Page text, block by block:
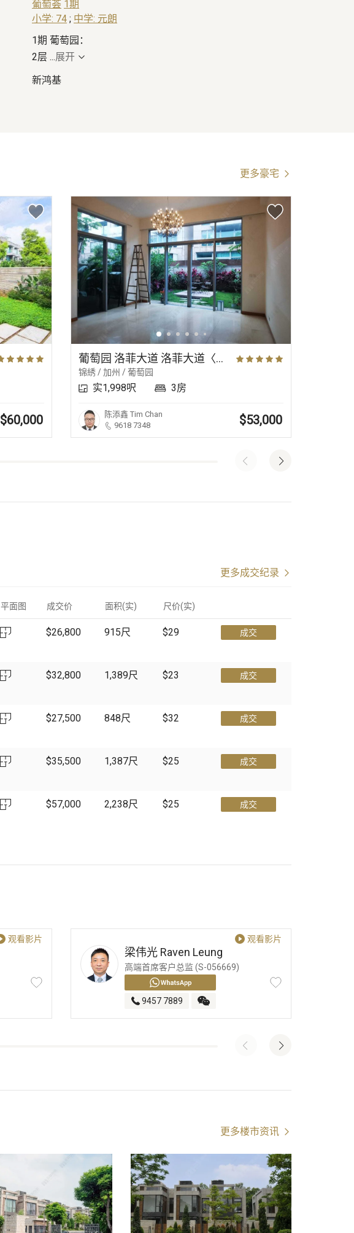
葡萄荟 1期
小学: 74 ; 中学: 元朗
1期 葡萄园：
2层 ...展开
新鸿基
$60,000
葡萄园 洛菲大道 洛菲大道〈别墅〉
锦綉 / 加州 / 葡萄园
实1,998呎 3房
陈添鑫 Tim Chan
9618 7348
$53,000
更多豪宅
成交价
平面图 面积(实) 尺价(实)
$26,800 915尺 $29 成交
$32,800 1,389尺 $23 成交
$27,500 848尺 $32 成交
$35,500 1,387尺 $25 成交
$57,000 2,238尺 $25 成交
更多成交纪录
观看影片 观看影片
梁伟光 Raven Leung
高端首席客户总监 (S-056669)
9457 7889
更多楼市资讯